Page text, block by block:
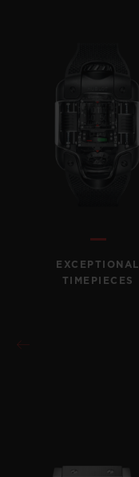
EXCEPTIONAL
TIMEPIECES